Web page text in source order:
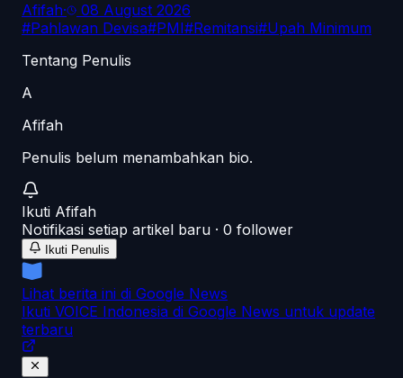
Afifah·
08 August 2026
#Pahlawan Devisa#PMI#Remitansi#Upah Minimum
Tentang Penulis
A
Afifah
Penulis belum menambahkan bio.
Ikuti Afifah
Notifikasi setiap artikel baru · 0 follower
Ikuti Penulis
Lihat berita ini di Google News
Ikuti VOICE Indonesia di Google News untuk update
terbaru